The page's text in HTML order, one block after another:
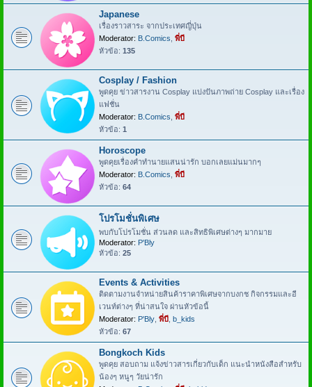
Japanese
เรื่องราวสาระ จากประเทศญี่ปุ่น
Moderator: B.Comics พี่บี
หัวข้อ: 135
Cosplay / Fashion
พูดคุย ข่าวสารงาน Cosplay แบ่งปันภาพถ่าย Cosplay และเรื่อง
แฟชั่น
Moderator: B.Comics พี่บี
หัวข้อ: 1
Horoscope
พูดคุยเรื่องคำทำนายแสนน่ารัก บอกเลยแม่นมากๆ
Moderator: B.Comics พี่บี
หัวข้อ: 64
โปรโมชั่นพิเศษ
พบกับโปรโมชั่น ส่วนลด และสิทธิพิเศษต่างๆ มากมาย
Moderator: P'Bly
หัวข้อ: 25
Events & Activities
ติดตามงานจำหน่ายสินค้าราคาพิเศษจากบงกช กิจกรรมและอี
เวนท์ต่างๆ ที่น่าสนใจ ผ่านหัวข้อนี้
Moderator: P'Bly พี่บี b_kids
หัวข้อ: 67
Bongkoch Kids
พูดคุย สอบถาม แจ้งข่าวสารเกี่ยวกับเด็ก แนะนำหนังสือสำหรับ
น้องๆ หนูๆ วัยน่ารัก